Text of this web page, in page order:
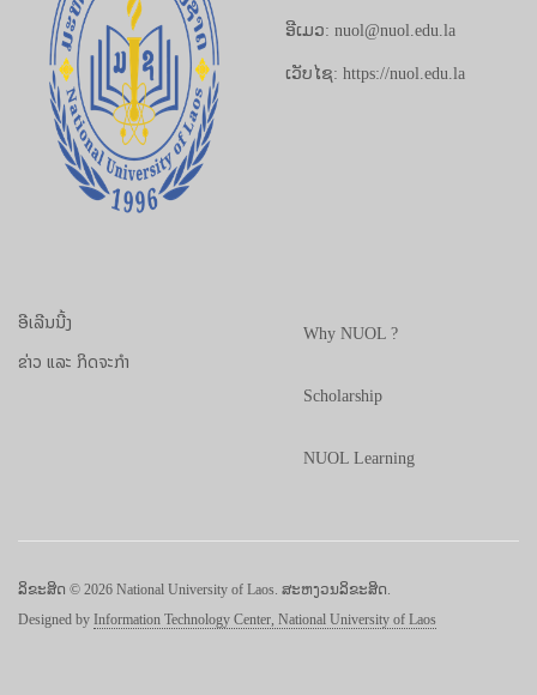
ອີເມວ: nuol@nuol.edu.la
ເວັບໄຊ: https://nuol.edu.la
ອີເລີນນີ້ງ
ຂ່າວ ແລະ ກິດຈະກຳ
Why NUOL ?
Scholarship
NUOL Learning
ລິຂະສິດ © 2026 National University of Laos. ສະຫງວນລິຂະສິດ.
Designed by Information Technology Center, National University of Laos